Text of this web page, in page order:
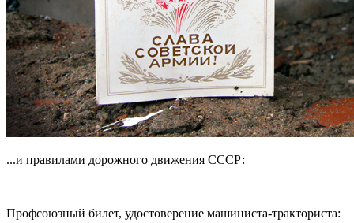
...и правилами дорожного движения СССР:
Профсоюзный билет, удостоверение машиниста-тракториста: